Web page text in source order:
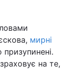
мирні
на те,